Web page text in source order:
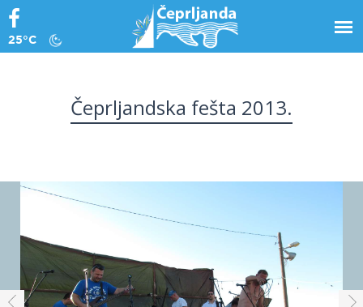
25°C
Čeprljandska fešta 2013.